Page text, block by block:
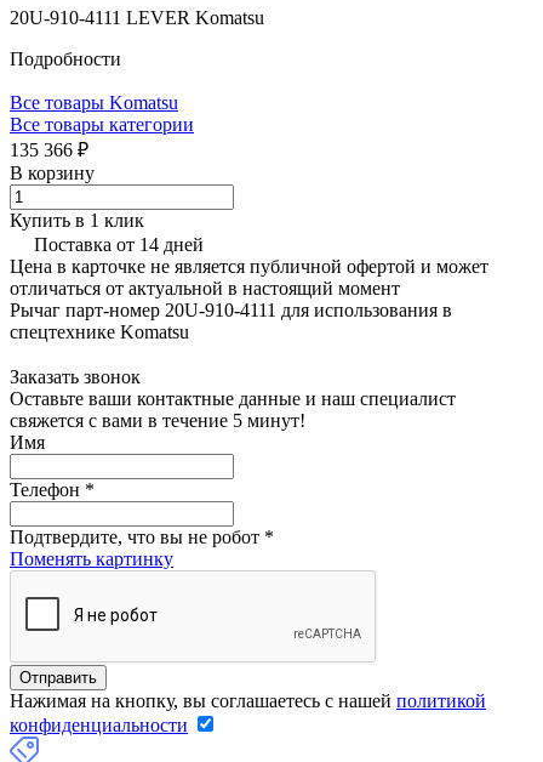
20U-910-4111 LEVER Komatsu
Подробности
Все товары Komatsu
Все товары категории
135 366 ₽
В корзину
Купить в 1 клик
Поставка от 14 дней
Цена в карточке не является публичной офертой и может
отличаться от актуальной в настоящий момент
Рычаг парт-номер 20U-910-4111 для использования в
спецтехнике Komatsu
Заказать звонок
Оставьте ваши контактные данные и наш специалист
свяжется с вами в течение 5 минут!
Имя
Телефон *
Подтвердите, что вы не робот *
Поменять картинку
Нажимая на кнопку, вы соглашаетесь с нашей политикой
конфиденциальности